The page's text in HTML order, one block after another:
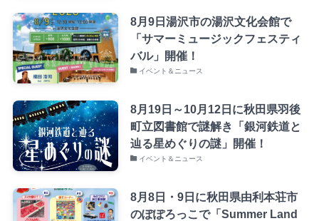
8月9日湯沢市の湯沢文化会館で
「サマーミュージックフェスティ
バル」開催！
イベント＆ニュース
8月19日～10月12日に秋田県羽後
町立図書館で謎解き「銀河鉄道と
辿る星めぐりの謎」開催！
イベント＆ニュース
8月8日・9日に秋田県由利本荘市
のぽぽろっこで「Summer Land